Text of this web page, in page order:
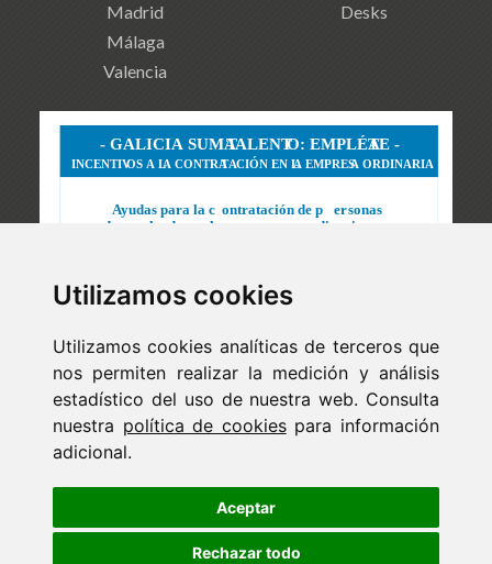
Utilizamos cookies
Utilizamos cookies analíticas de terceros que
nos permiten realizar la medición y análisis
estadístico del uso de nuestra web. Consulta
nuestra política de cookiespara información
adicional.
Aceptar
Rechazar todo
Madrid
Málaga
Valencia
Desks
ejaso_comunica@ejaso.com
(+34) 915 341 480